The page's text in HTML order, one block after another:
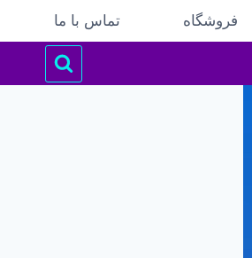
فروشگاه تماس با ما